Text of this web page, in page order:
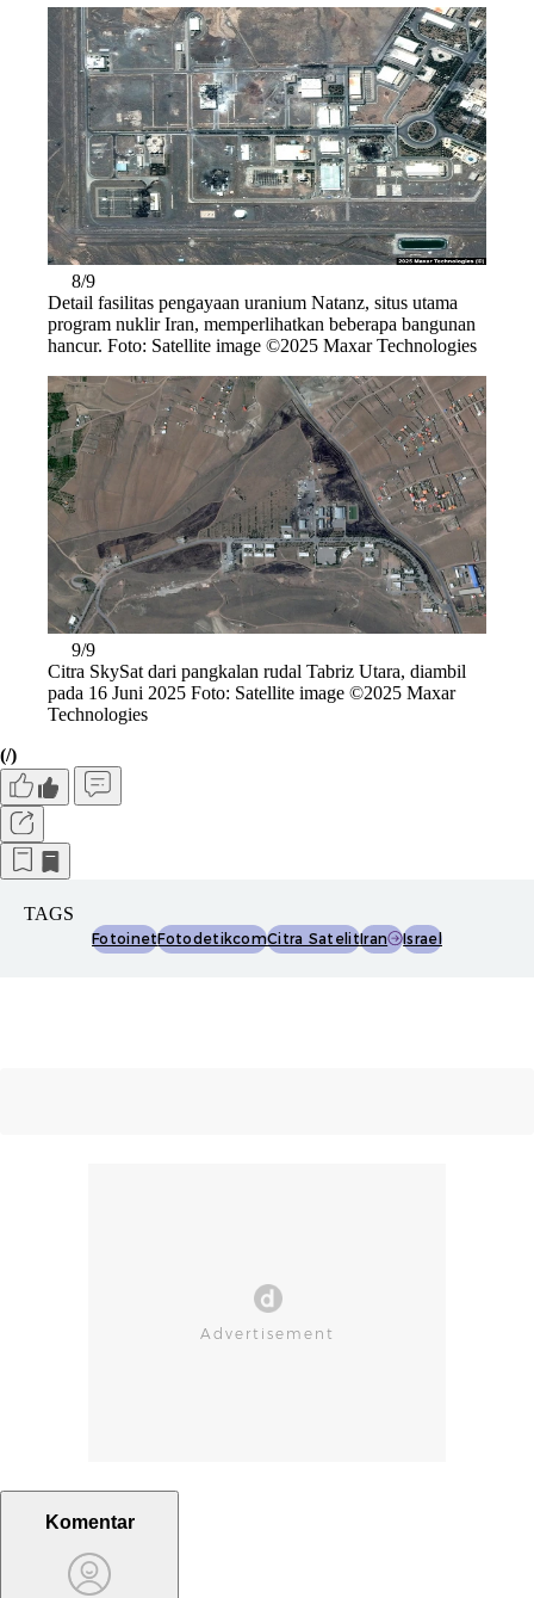
8/9
Detail fasilitas pengayaan uranium Natanz, situs utama
program nuklir Iran, memperlihatkan beberapa bangunan
hancur. Foto: Satellite image ©2025 Maxar Technologies
9/9
Citra SkySat dari pangkalan rudal Tabriz Utara, diambil
pada 16 Juni 2025 Foto: Satellite image ©2025 Maxar
Technologies
(/)
TAGS
FotoinetFotodetikcomCitra SatelitIran Israel
Komentar